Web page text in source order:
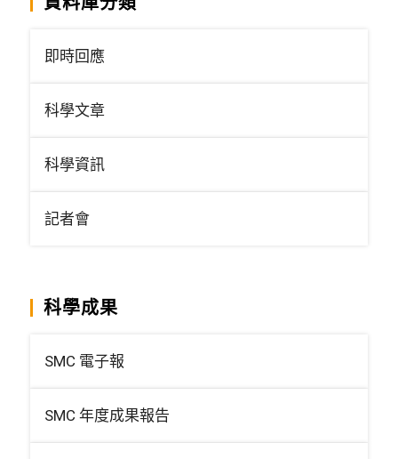
即時回應
科學文章
科學資訊
記者會
科學成果
SMC 電子報
SMC 年度成果報告